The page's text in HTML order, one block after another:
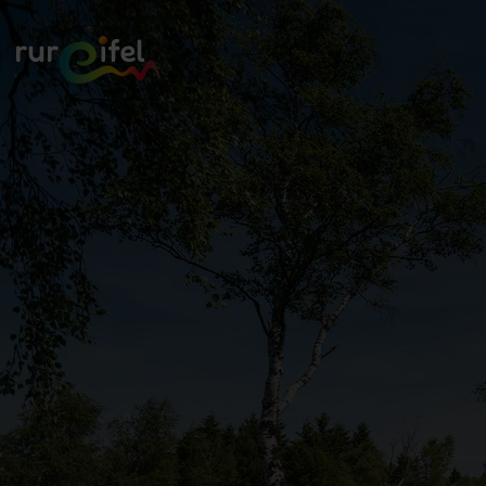
Zurück
zur
Startseite